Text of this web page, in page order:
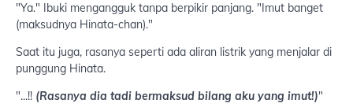
"Ya." Ibuki mengangguk tanpa berpikir panjang. "Imut banget
(maksudnya Hinata-chan)."
Saat itu juga, rasanya seperti ada aliran listrik yang menjalar di
punggung Hinata.
"...!! (Rasanya dia tadi bermaksud bilang aku yang imut!)"